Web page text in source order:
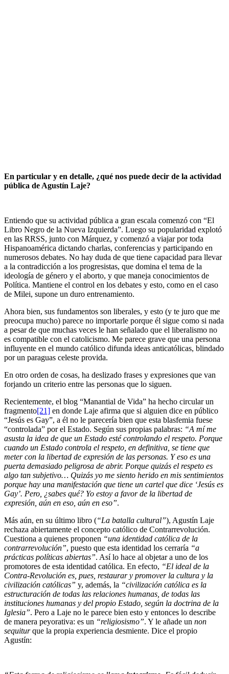
En particular y en detalle, ¿qué nos puede decir de la actividad
pública de Agustín Laje?
Entiendo que su actividad pública a gran escala comenzó con “El
Libro Negro de la Nueva Izquierda”. Luego su popularidad explotó
en las RRSS, junto con Márquez, y comenzó a viajar por toda
Hispanoamérica dictando charlas, conferencias y participando en
numerosos debates. No hay duda de que tiene capacidad para llevar
a la contradicción a los progresistas, que domina el tema de la
ideología de género y el aborto, y que maneja conocimientos de
Política. Mantiene el control en los debates y esto, como en el caso
de Milei, supone un duro entrenamiento.
Ahora bien, sus fundamentos son liberales, y esto (y te juro que me
preocupa mucho) parece no importarle porque él sigue como si nada
a pesar de que muchas veces le han señalado que el liberalismo no
es compatible con el catolicismo. Me parece grave que una persona
influyente en el mundo católico difunda ideas anticatólicas, blindado
por un paraguas celeste provida.
En otro orden de cosas, ha deslizado frases y expresiones que van
forjando un criterio entre las personas que lo siguen.
Recientemente, el blog “Manantial de Vida” ha hecho circular un
fragmento[21] en donde Laje afirma que si alguien dice en público
“Jesús es Gay”, a él no le parecería bien que esta blasfemia fuese
“controlada” por el Estado. Según sus propias palabras: “A mí me
asusta la idea de que un Estado esté controlando el respeto. Porque
cuando un Estado controla el respeto, en definitiva, se tiene que
meter con la libertad de expresión de las personas. Y eso es una
puerta demasiado peligrosa de abrir. Porque quizás el respeto es
algo tan subjetivo… Quizás yo me siento herido en mis sentimientos
porque hay una manifestación que tiene un cartel que dice ‘Jesús es
Gay’. Pero, ¿sabes qué? Yo estoy a favor de la libertad de
expresión, aún en eso, aún en eso”.
Más aún, en su último libro (“La batalla cultural”), Agustín Laje
rechaza abiertamente el concepto católico de Contrarrevolución.
Cuestiona a quienes proponen “una identidad católica de la
contrarrevolución”, puesto que esta identidad los cerraría “a
prácticas políticas abiertas”. Así lo hace al objetar a uno de los
promotores de esta identidad católica. En efecto, “El ideal de la
Contra-Revolución es, pues, restaurar y promover la cultura y la
civilización católicas” y, además, la “civilización católica es la
estructuración de todas las relaciones humanas, de todas las
instituciones humanas y del propio Estado, según la doctrina de la
Iglesia”. Pero a Laje no le parece bien esto y entonces lo describe
de manera peyorativa: es un “religiosismo”. Y le añade un non
sequiturque la propia experiencia desmiente. Dice el propio
Agustín: